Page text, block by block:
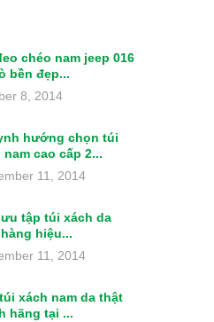
chéo nam jeep 016
bền đẹp...
8, 2014
hướng chọn túi
nam cao cấp 2...
11, 2014
tập túi xách da
hiệu...
11, 2014
xách nam da thật
hãng tại ...